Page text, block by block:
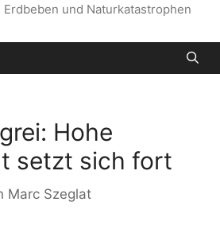
und Naturkatastrophen
Hohe
setzt sich fort
Marc Szeglat